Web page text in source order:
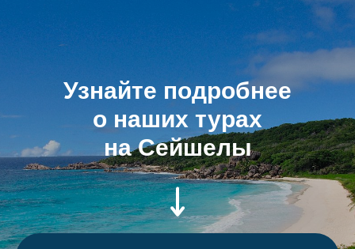
Узнайте подробнее
о наших турах
на Сейшелы